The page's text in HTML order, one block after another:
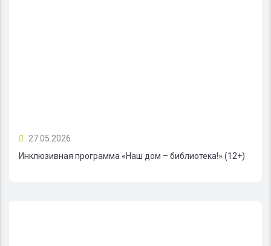
27.05.2026
Инклюзивная программа «Наш дом – библиотека!» (12+)